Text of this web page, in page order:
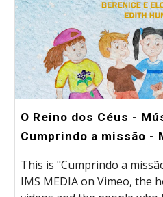
O Reino dos Céus -
Cumprindo a missão -
This is "Cumprindo a
IMS MEDIA on Vimeo, the